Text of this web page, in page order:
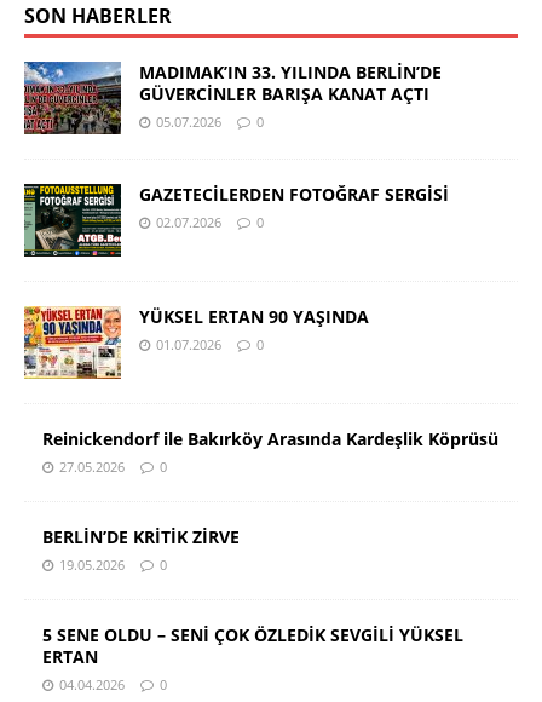
SON HABERLER
MADIMAK’IN 33. YILINDA BERLİN’DE
GÜVERCİNLER BARIŞA KANAT AÇTI
05.07.2026 0
GAZETECİLERDEN FOTOĞRAF SERGİSİ
02.07.2026 0
YÜKSEL ERTAN 90 YAŞINDA
01.07.2026 0
Reinickendorf ile Bakırköy Arasında Kardeşlik Köprüsü
27.05.2026 0
BERLİN’DE KRİTİK ZİRVE
19.05.2026 0
5 SENE OLDU – SENİ ÇOK ÖZLEDİK SEVGİLİ YÜKSEL
ERTAN
04.04.2026 0